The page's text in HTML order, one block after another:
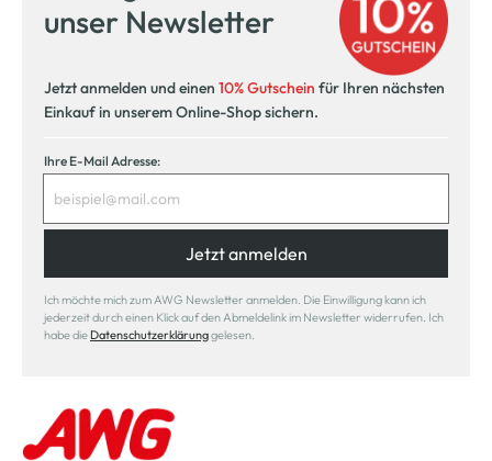
unser Newsletter
Jetzt anmelden und einen 10% Gutschein für Ihren nächsten
Einkauf in unserem Online-Shop sichern.
Ihre E-Mail Adresse:
Jetzt anmelden
Ich möchte mich zum AWG Newsletter anmelden. Die Einwilligung kann ich
jederzeit durch einen Klick auf den Abmeldelink im Newsletter widerrufen. Ich
habe die Datenschutzerklärunggelesen.